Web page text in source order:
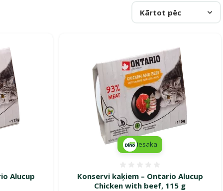
Kārtot pēc
Alucup
Konservi kaķiem – Ontario Alucup
Chicken with beef, 115 g
iesaka